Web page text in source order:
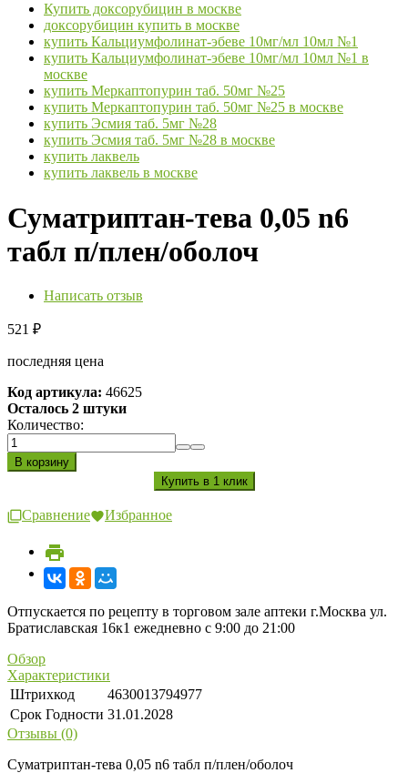
Купить доксорубицин в москве
доксорубицин купить в москве
купить Кальциумфолинат-эбеве 10мг/мл 10мл №1
купить Кальциумфолинат-эбеве 10мг/мл 10мл №1 в
москве
купить Меркаптопурин таб. 50мг №25
купить Меркаптопурин таб. 50мг №25 в москве
купить Эсмия таб. 5мг №28
купить Эсмия таб. 5мг №28 в москве
купить лаквель
купить лаквель в москве
Суматриптан-тева 0,05 n6
табл п/плен/оболоч
Написать отзыв
521 ₽
последняя цена
Код артикула: 46625
Осталось 2 штуки
Количество:
Сравнение Избранное
Отпускается по рецепту в торговом зале аптеки г.Москва ул.
Братиславская 16к1 ежедневно с 9:00 до 21:00
Обзор
Характеристики
Штрихкод
4630013794977
Срок Годности 31.01.2028
Отзывы (0)
Суматриптан-тева 0,05 n6 табл п/плен/оболоч